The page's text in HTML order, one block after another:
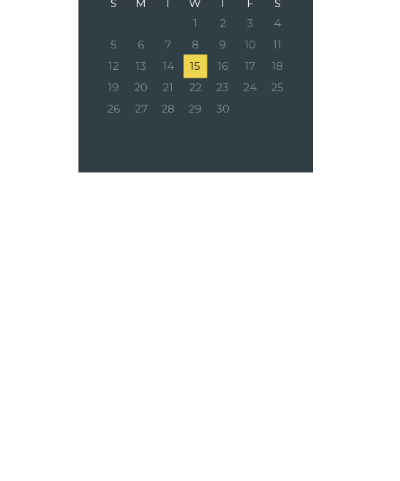
S M W F
S
1
2 3
4
5
6 7 8 9 10
11
12
13 14 15 16 17
18
19
20 21 22 23 24
25
26
27 28 29 30